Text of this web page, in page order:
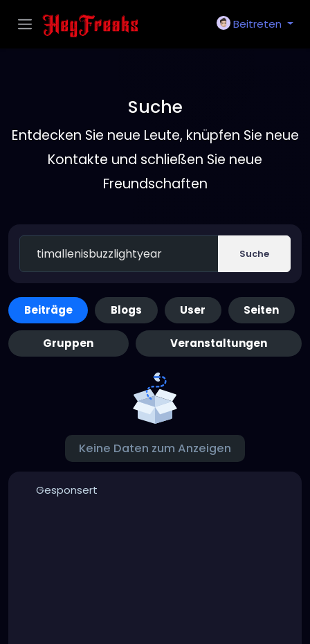
Beitreten
Suche
Entdecken Sie neue Leute, knüpfen Sie neue
Kontakte und schließen Sie neue
Freundschaften
Suche
Beiträge Blogs User Seiten
Gruppen Veranstaltungen
Keine Daten zum Anzeigen
Gesponsert